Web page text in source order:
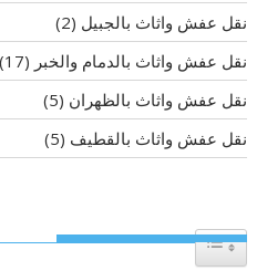
نقل عفش واثاث بالجبيل (2)
نقل عفش واثاث بالدمام والخبر (17)
نقل عفش واثاث بالظهران (5)
نقل عفش واثاث بالقطيف (5)
Toggle